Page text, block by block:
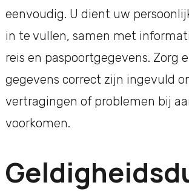
eenvoudig. U dient uw
in te vullen, samen met
reis en paspoortgegevens. Zorg
gegevens correct zijn ingevuld
vertragingen of problemen bij
voorkomen.